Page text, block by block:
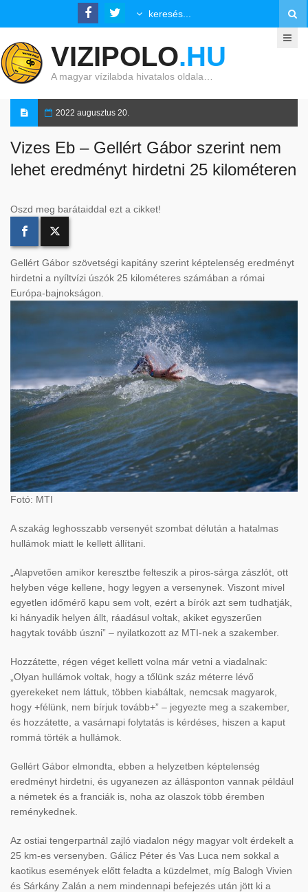
VIZIPOLO.HU
A magyar vízilabda hivatalos oldala…
2022 augusztus 20.
Vizes Eb – Gellért Gábor szerint nem
lehet eredményt hirdetni 25 kilométeren
Oszd meg barátaiddal ezt a cikket!
Gellért Gábor szövetségi kapitány szerint képtelenség eredményt
hirdetni a nyíltvízi úszók 25 kilométeres számában a római
Európa-bajnokságon.
Fotó: MTI
A szakág leghosszabb versenyét szombat délután a hatalmas
hullámok miatt le kellett állítani.
„Alapvetően amikor keresztbe felteszik a piros-sárga zászlót, ott
helyben vége kellene, hogy legyen a versenynek. Viszont mivel
egyetlen időmérő kapu sem volt, ezért a bírók azt sem tudhatják,
ki hányadik helyen állt, ráadásul voltak, akiket egyszerűen
hagytak tovább úszni” – nyilatkozott az MTI-nek a szakember.
Hozzátette, régen véget kellett volna már vetni a viadalnak:
„Olyan hullámok voltak, hogy a tőlünk száz méterre lévő
gyerekeket nem láttuk, többen kiabáltak, nemcsak magyarok,
hogy +félünk, nem bírjuk tovább+” – jegyezte meg a szakember,
és hozzátette, a vasárnapi folytatás is kérdéses, hiszen a kaput
rommá törték a hullámok.
Gellért Gábor elmondta, ebben a helyzetben képtelenség
eredményt hirdetni, és ugyanezen az állásponton vannak például
a németek és a franciák is, noha az olaszok több éremben
reménykednek.
Az ostiai tengerpartnál zajló viadalon négy magyar volt érdekelt a
25 km-es versenyben. Gálicz Péter és Vas Luca nem sokkal a
kaotikus események előtt feladta a küzdelmet, míg Balogh Vivien
és Sárkány Zalán a nem mindennapi befejezés után jött ki a